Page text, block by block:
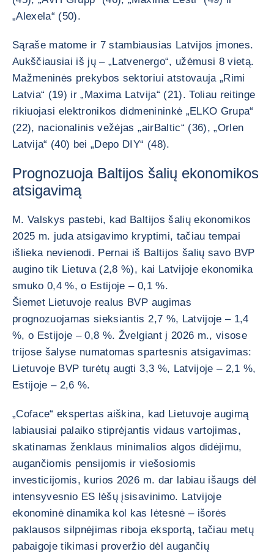
„Alexela“ (50).
Sąraše matome ir 7 stambiausias Latvijos įmones.
Aukščiausiai iš jų – „Latvenergo“, užėmusi 8 vietą.
Mažmeninės prekybos sektoriui atstovauja „Rimi
Latvia“ (19) ir „Maxima Latvija“ (21). Toliau reitinge
rikiuojasi elektronikos didmenininkė „ELKO Grupa“
(22), nacionalinis vežėjas „airBaltic“ (36), „Orlen
Latvija“ (40) bei „Depo DIY“ (48).
Prognozuoja Baltijos šalių ekonomikos
atsigavimą
M. Valskys pastebi, kad Baltijos šalių ekonomikos
2025 m. juda atsigavimo kryptimi, tačiau tempai
išlieka nevienodi. Pernai iš Baltijos šalių savo BVP
augino tik Lietuva (2,8 %), kai Latvijoje ekonomika
smuko 0,4 %, o Estijoje – 0,1 %.
Šiemet Lietuvoje realus BVP augimas
prognozuojamas sieksiantis 2,7 %, Latvijoje – 1,4
%, o Estijoje – 0,8 %. Žvelgiant į 2026 m., visose
trijose šalyse numatomas spartesnis atsigavimas:
Lietuvoje BVP turėtų augti 3,3 %, Latvijoje – 2,1 %,
Estijoje – 2,6 %.
„Coface“ ekspertas aiškina, kad Lietuvoje augimą
labiausiai palaiko stiprėjantis vidaus vartojimas,
skatinamas ženklaus minimalios algos didėjimu,
augančiomis pensijomis ir viešosiomis
investicijomis, kurios 2026 m. dar labiau išaugs dėl
intensyvesnio ES lėšų įsisavinimo. Latvijoje
ekonominė dinamika kol kas lėtesnė – išorės
paklausos silpnėjimas riboja eksportą, tačiau metų
pabaigoje tikimasi proveržio dėl augančių